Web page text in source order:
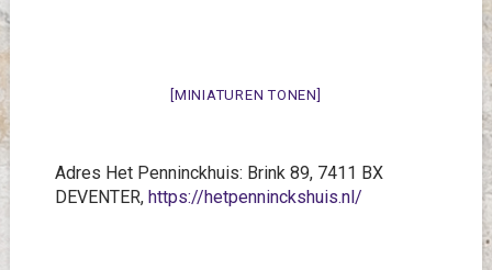
[MINIATUREN TONEN]
Adres Het Penninckhuis: Brink 89, 7411 BX
DEVENTER, https://hetpenninckshuis.nl/